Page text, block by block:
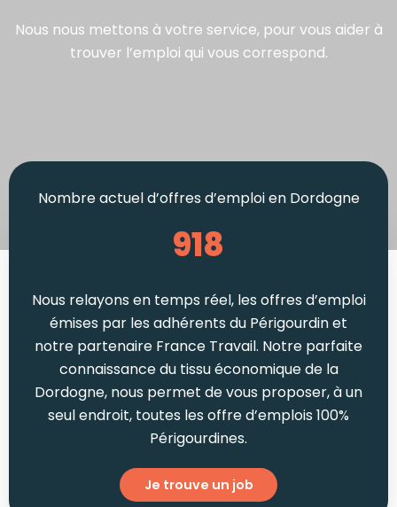
Nous nous mettons à votre service, pour vous aider à
trouver l’emploi qui vous correspond.
Nombre actuel d’offres d’emploi en Dordogne
918
Nous relayons en temps réel, les offres d’emploi
émises par les adhérents du Périgourdin et
notre partenaire France Travail. Notre parfaite
connaissance du tissu économique de la
Dordogne, nous permet de vous proposer, à un
seul endroit, toutes les offre d’emplois 100%
Périgourdines.
Je trouve un job